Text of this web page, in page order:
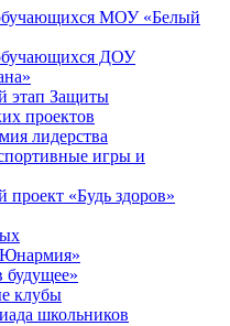
МОУ «Белый
ДОУ
этап Защиты
проектов
лидерства
игры и
«Будь здоров»
будущее»
клубы
школьников